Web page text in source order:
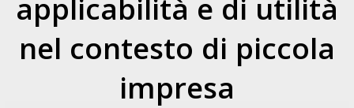
applicabilità e di utilità
nel contesto di piccola
impresa